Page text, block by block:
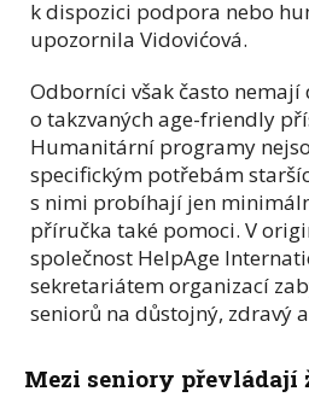
k dispozici podpora nebo
upozornila Vidovićová.
Odborníci však často
o takzvaných age-friendly
Humanitární programy
specifickým potřebám
s nimi probíhají jen
příručka také pomoci. V
společnost HelpAge
sekretariátem organizací
seniorů na důstojný, zdravý
Mezi seniory převládají